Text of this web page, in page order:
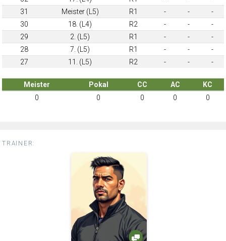
31
Meister (L5) R1 - -
-
30
18. (L4) R2 - -
-
29
2. (L5) R1 - -
-
28
7. (L5) R1 - -
-
27
11. (L5) R2 - - -
Meister Pokal CC AC
KC
0
0 0 0 0
TRAINER: